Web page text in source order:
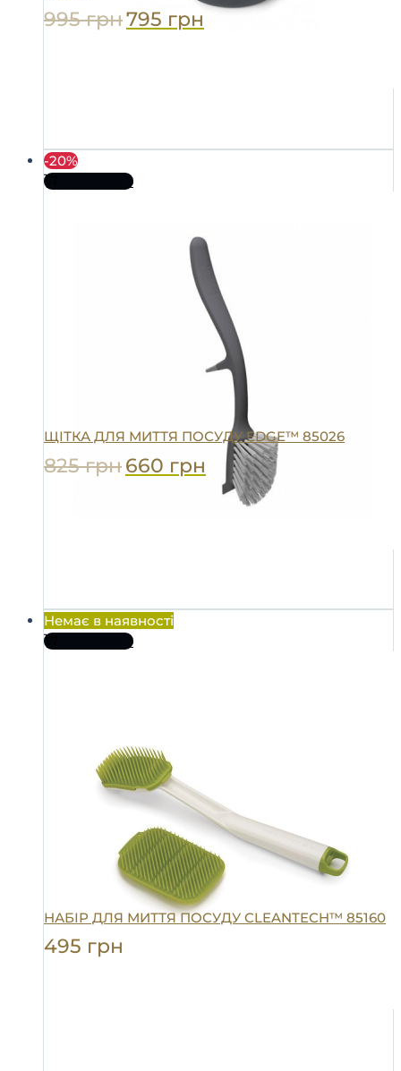
995грн795 грн
-20%
Про товар
ЩІТКА ДЛЯ МИТТЯ ПОСУДУ EDGE™ 85026
825грн660 грн
Немає в наявності
Про товар
НАБІР ДЛЯ МИТТЯ ПОСУДУ CLEANTECH™ 85160
495 грн